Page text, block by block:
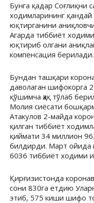
Бунга қадар Соғлиқни
ходимларининг
юқтирганини
Агарда тиббиёт
юқтириб олгани
компенсация берилади.
Бундан ташқари
даволаган шифокорга
қўшимча ҳақ тўлаб
Молия сиёсати
Атакулов 2-майда
қилган тиббиёт
қиймати 34 миллион
билдирди. Март ойида
6036 тиббиёт ходими
Қирғизистонда
сони 830га етдию
этиб, 575 киши шифо